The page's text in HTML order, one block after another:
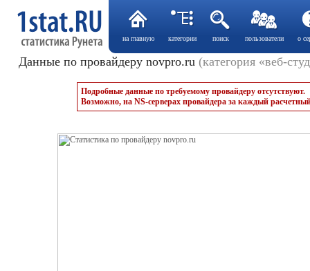
на главную категории поиск пользователи о
Данные по провайдеру novpro.ru (категория «веб-
Подробные данные по требуемому провайдеру отсутствуют.
Возможно, на NS-серверах провайдера за каждый